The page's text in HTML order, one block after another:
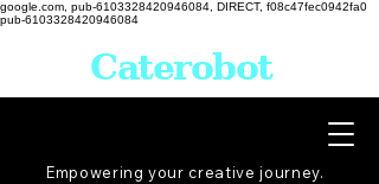
google.com, pub-6103328420946084, DIRECT, f08c47fec0942fa0
pub-6103328420946084
Empowering your creative journey.
Caterobot